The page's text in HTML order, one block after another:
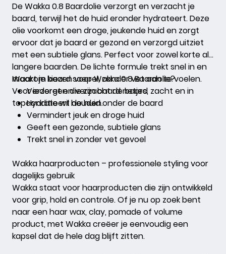
De Wakka 0.8 Baardolie verzorgt en verzacht je
baard, terwijl het de huid eronder hydrateert. Deze
olie voorkomt een droge, jeukende huid en zorgt
ervoor dat je baard er gezond en verzorgd uitziet
met een subtiele glans. Perfect voor zowel korte als
langere baarden. De lichte formule trekt snel in en
maakt je baard soepel, zonder vet aan te voelen.
Voor iedereen die zijn baard netjes, zacht en in
topconditie wil houden.
Waarom kiezen voor Wakka 0.8 Baardolie?
Verzorgt en verzacht de baard
Hydrateert de huid onder de baard
Vermindert jeuk en droge huid
Geeft een gezonde, subtiele glans
Trekt snel in zonder vet gevoel
Wakka haarproducten – professionele styling voor
dagelijks gebruik
Wakka staat voor haarproducten die zijn ontwikkeld
voor grip, hold en controle. Of je nu op zoek bent
naar een haar wax, clay, pomade of volume
product, met Wakka creëer je eenvoudig een
kapsel dat de hele dag blijft zitten.